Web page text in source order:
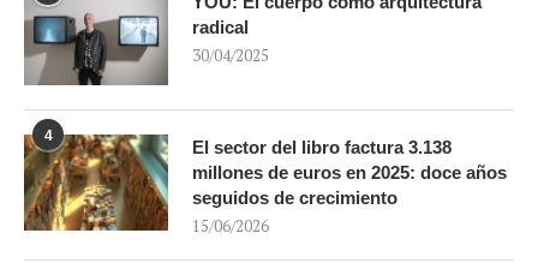
radical
30/04/2025
4
El sector del libro factura 3.138
millones de euros en 2025: doce años
seguidos de crecimiento
15/06/2026